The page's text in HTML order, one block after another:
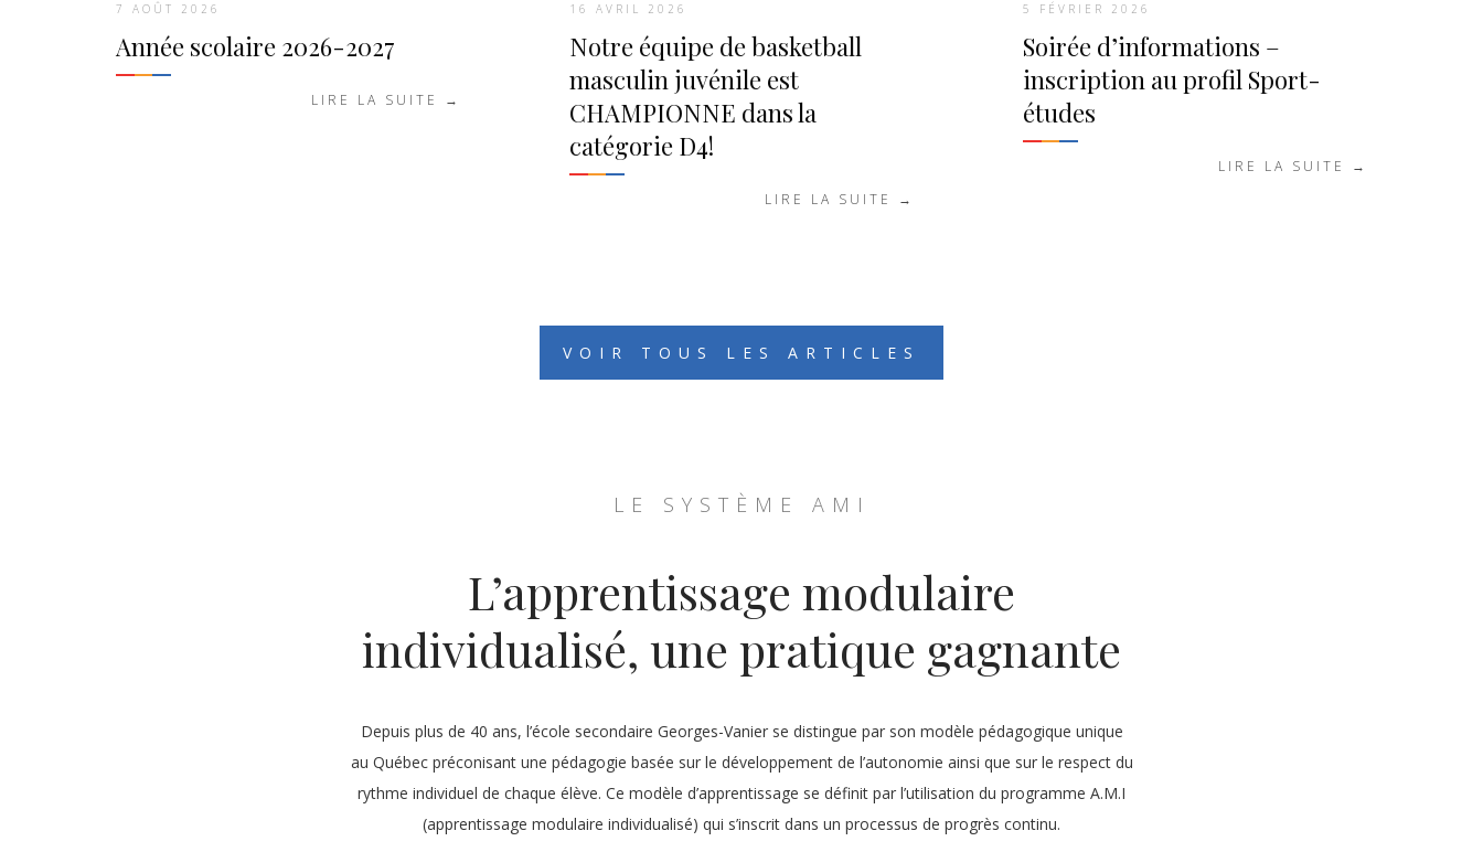
7 AOÛT 2026
Année scolaire 2026-2027
LIRE LA SUITE →
16 AVRIL 2026
Notre équipe de basketball
masculin juvénile est
CHAMPIONNE dans la
catégorie D4!
LIRE LA SUITE →
5 FÉVRIER 2026
Soirée d’informations –
inscription au profil Sport-
études
LIRE LA SUITE →
VOIR TOUS LES ARTICLES
LE SYSTÈME AMI
L’apprentissage modulaire
individualisé, une pratique gagnante
Depuis plus de 40 ans, l’école secondaire Georges-Vanier se distingue par son modèle pédagogique unique
au Québec préconisant une pédagogie basée sur le développement de l’autonomie ainsi que sur le respect du
rythme individuel de chaque élève. Ce modèle d’apprentissage se définit par l’utilisation du programme A.M.I
(apprentissage modulaire individualisé) qui s’inscrit dans un processus de progrès continu.